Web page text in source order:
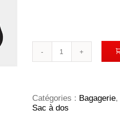
de
antivol
Bobby
Catégories : Bagagerie,
Sac à dos